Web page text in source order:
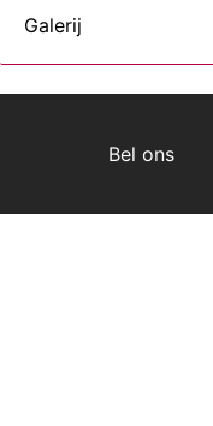
Galerij
Bel ons